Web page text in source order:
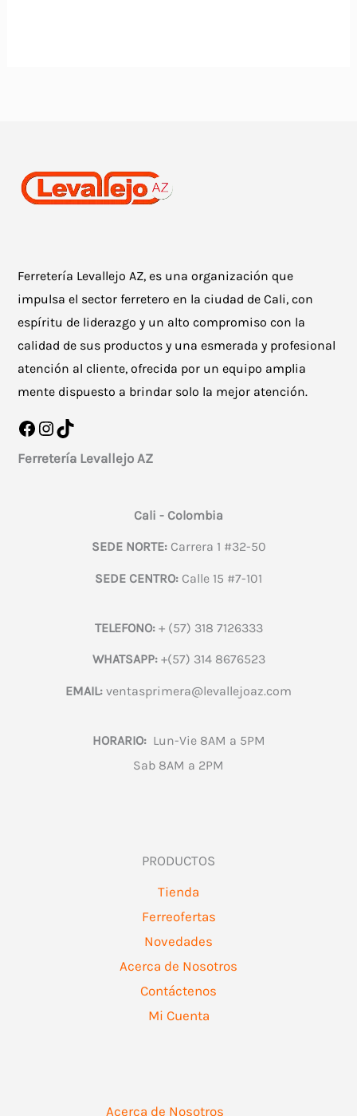
Ferretería Levallejo AZ, es una organización que
impulsa el sector ferretero en la ciudad de Cali, con
espíritu de liderazgo y un alto compromiso con la
calidad de sus productos y una esmerada y profesional
atención al cliente, ofrecida por un equipo amplia
mente dispuesto a brindar solo la mejor atención.
Facebook
Instagram
TikTok
Ferretería Levallejo AZ
Cali - Colombia
SEDE NORTE:Carrera 1 #32-50
SEDE CENTRO: Calle 15 #7-101
TELEFONO:+ (57) 318 7126333
WHATSAPP:+(57) 314 8676523
EMAIL: ventasprimera@levallejoaz.com
HORARIO:Lun-Vie 8AM a 5PM
Sab 8AM a 2PM
PRODUCTOS
Tienda
Ferreofertas
Novedades
Acerca de Nosotros
Contáctenos
Mi Cuenta
Acerca de Nosotros